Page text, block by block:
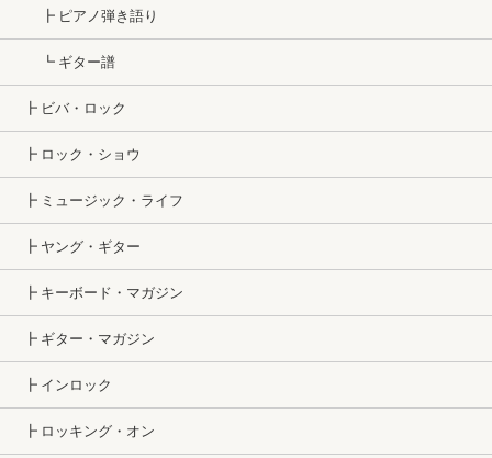
┣ ピアノ弾き語り
┗ ギター譜
┣ ビバ・ロック
┣ ロック・ショウ
┣ ミュージック・ライフ
┣ ヤング・ギター
┣ キーボード・マガジン
┣ ギター・マガジン
┣ インロック
┣ ロッキング・オン